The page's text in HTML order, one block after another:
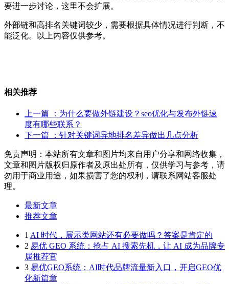
要进一步讨论，这里不会扩展。
外部链和高排名关键词较少，需要根据具体情况进行判断，不
能泛化。以上内容仅供参考。
相关推荐
上一篇
：为什么要做外链建设？seo优化与发布外链速
度有哪些联系？
下一篇
：针对关键词异地排名差异做出几点分析
免责声明：本站所有文章和图片均来自用户分享和网络收集，
文章和图片版权归原作者及原出处所有，仅供学习与参考，请
勿用于商业用途，如果损害了您的权利，请联系网站客服处
理。
最新文章
推荐文章
1 AI 时代，展示类网站还有必要做吗？答案是肯定的
2 易优 GEO 系统：抢占 AI 搜索先机，让 AI 成为品牌专
属推荐官
3 易优GEO系统：AI时代品牌流量新入口，开启GEO优
化新篇章